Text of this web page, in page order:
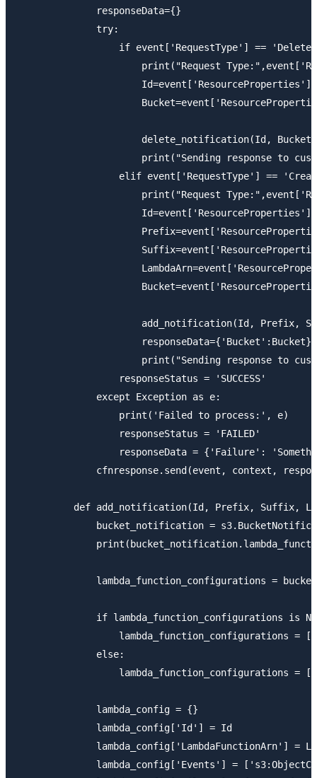
              responseData={}
              try:
if event['RequestType'] ==
print("Request
                      delete_notification(Id, Bucket)
print("Sending response to
elif event['RequestType'] ==
print("Request
add_notification(Id, Prefix,
                      responseData={'Bucket':Bucket}
print("Sending response to
                  responseStatus = 'SUCCESS'
              except Exception as e:
                  print('Failed to process:', e)
                  responseStatus = 'FAILED'
responseData = {'Failure':
cfnresponse.send(event, context,
def add_notification(Id, Prefix, Suffix,
bucket_notification =
lambda_function_configurations =
if lambda_function_configurations is
                  lambda_function_configurations = []
              else:
lambda_function_configurations =
              lambda_config = {}
              lambda_config['Id'] = Id
lambda_config['LambdaFunctionArn'] =
lambda_config['Events'] =